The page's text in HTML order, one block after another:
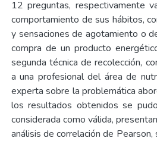
12 preguntas, respectivamente
comportamiento de sus hábitos,
y sensaciones de agotamiento o
compra de un producto
segunda técnica de recolección,
a una profesional del área de
experta sobre la problemática
los resultados obtenidos se
considerada como válida,
análisis de correlación de